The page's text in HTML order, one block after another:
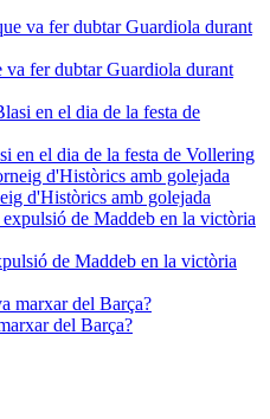
fer dubtar Guardiola durant
en el dia de la festa de Vollering
d'Històrics amb golejada
de Maddeb en la victòria
del Barça?